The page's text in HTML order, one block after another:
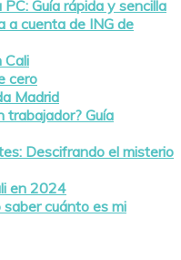
Guía rápida y sencilla
a cuenta de ING de
Cali
cero
Madrid
trabajador? Guía
Descifrando el misterio
en 2024
saber cuánto es mi